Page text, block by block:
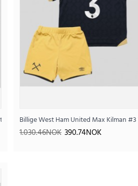
Barn 2025-26 Kortermet (+ Korte
Billige West Ham United Max Kilman
1.030.46NOK 390.74NOK